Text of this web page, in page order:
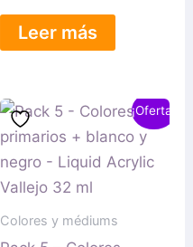
Leer más
¡Oferta!
Colores y médiums
El
original
era:
23,00 €.
El
precio
actual
es:
20,00 €.